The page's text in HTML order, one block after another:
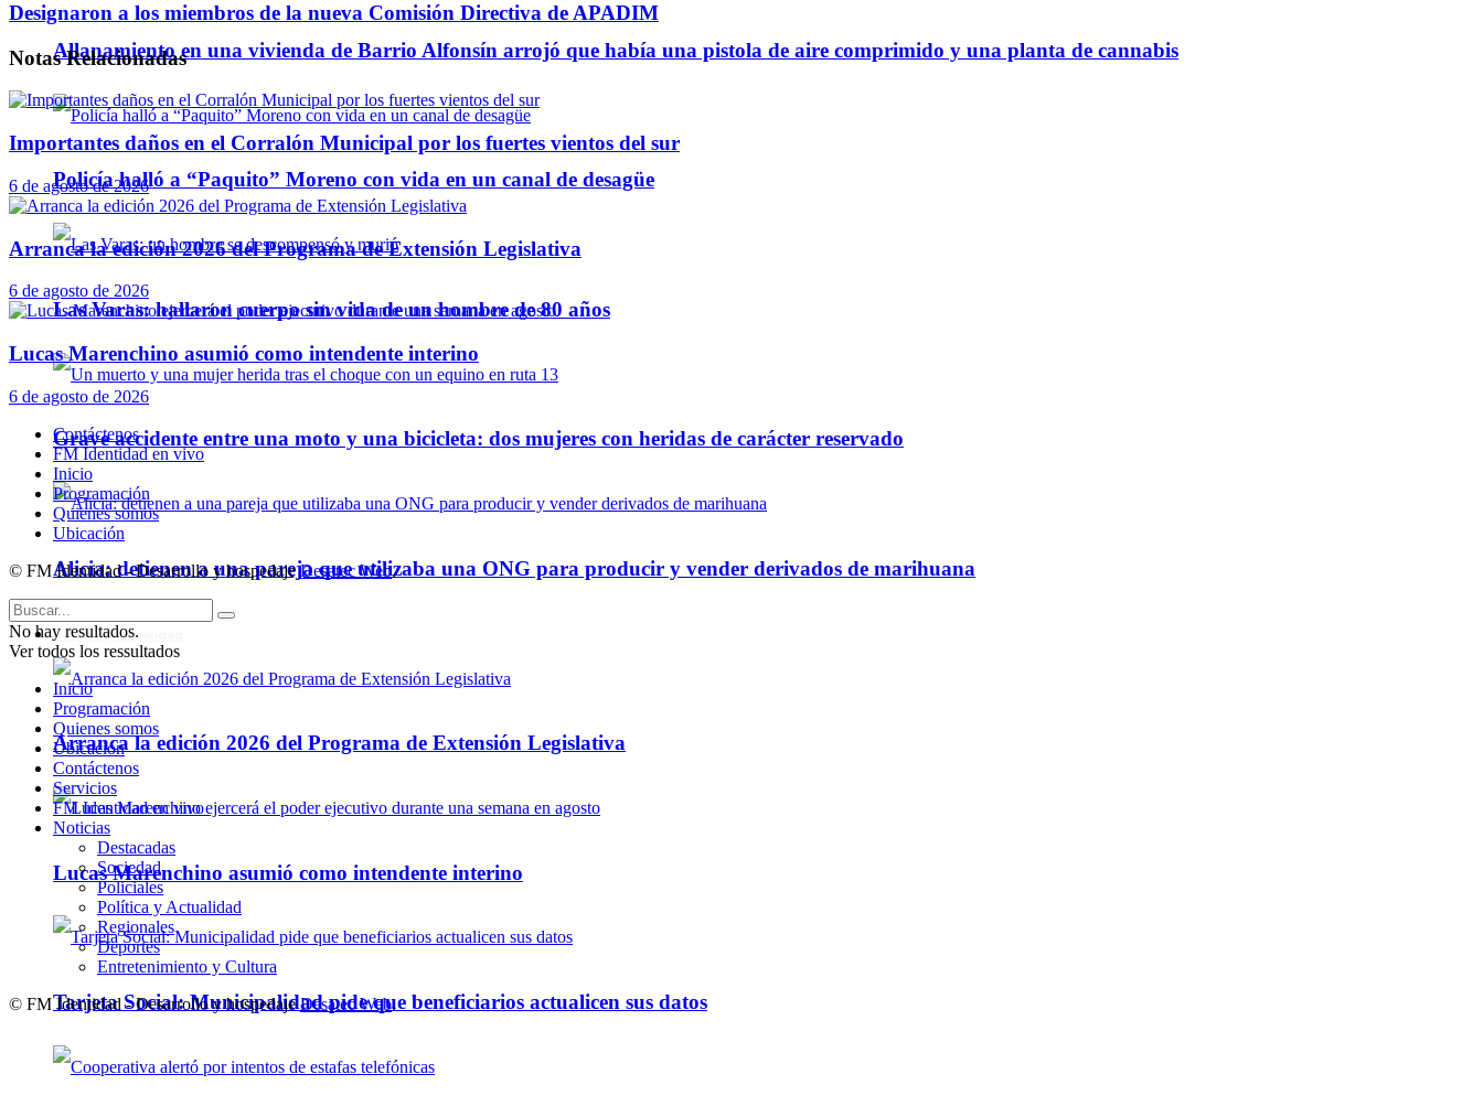
Allanamiento en una vivienda de Barrio Alfonsín arrojó que había una pistola de aire comprimido y una planta de cannabis
Policía halló a “Paquito” Moreno con vida en un canal de desagüe
Las Varas: hallaron cuerpo sin vida de un hombre de 80 años
Grave accidente entre una moto y una bicicleta: dos mujeres con heridas de carácter reservado
Alicia: detienen a una pareja que utilizaba una ONG para producir y vender derivados de marihuana
Política y Actualidad
Arranca la edición 2026 del Programa de Extensión Legislativa
Lucas Marenchino asumió como intendente interino
Tarjeta Social: Municipalidad pide que beneficiarios actualicen sus datos
Designaron a los miembros de la nueva Comisión Directiva de APADIM
NotasRelacionadas
Importantes daños en el Corralón Municipal por los fuertes vientos del sur
6 de agosto de 2026
Arranca la edición 2026 del Programa de Extensión Legislativa
6 de agosto de 2026
Lucas Marenchino asumió como intendente interino
6 de agosto de 2026
Contáctenos
FM Identidad en vivo
Inicio
Programación
Quienes somos
Ubicación
© FM Identidad - Desarrollo y hospedajeDesatec Web.
No hay resultados.
Ver todos los ressultados
Inicio
Programación
Quienes somos
Ubicación
Contáctenos
Servicios
FM Identidad en vivo
Noticias
Destacadas
Sociedad
Policiales
Política y Actualidad
Regionales
Deportes
Entretenimiento y Cultura
© FM Identidad - Desarrollo y hospedajeDesatec Web.